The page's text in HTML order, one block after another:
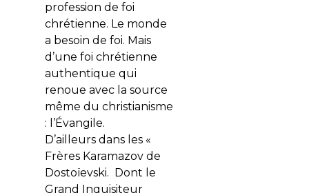
profession de foi
chrétienne. Le monde
a besoin de foi. Mais
d’une foi chrétienne
authentique qui
renoue avec la source
même du christianisme
: l’Évangile.
D’ailleurs dans les «
Frères Karamazov de
Dostoïevski. Dont le
Grand Inquisiteur